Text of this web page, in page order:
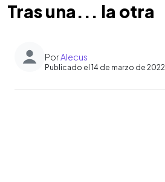
Tras una... la otra
PorAlecus
Publicado el 14 de marzo de 2022